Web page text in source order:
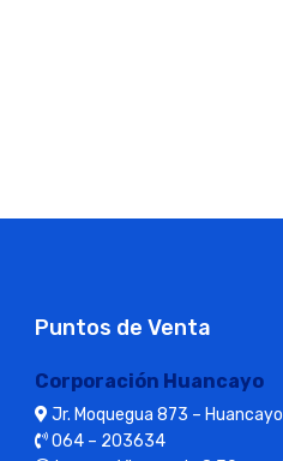
Puntos de Venta
Corporación Huancayo
Jr. Moquegua 873 – Huancayo
064 – 203634